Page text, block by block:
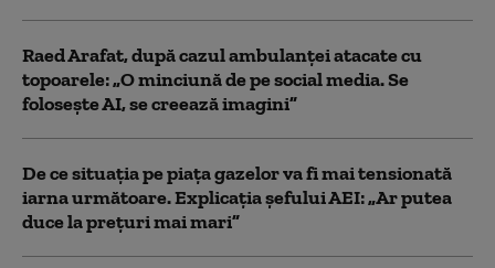
Raed Arafat, după cazul ambulanței atacate cu
topoarele: „O minciună de pe social media. Se
folosește AI, se creează imagini”
De ce situaţia pe piaţa gazelor va fi mai tensionată
iarna următoare. Explicația șefului AEI: „Ar putea
duce la preţuri mai mari”